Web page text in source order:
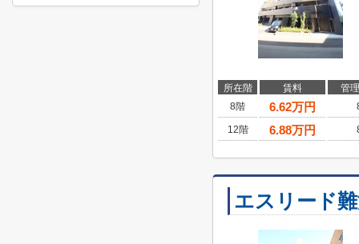
所在階 賃料
管
8階
6.62万円
12階 6.88万円
エスリード